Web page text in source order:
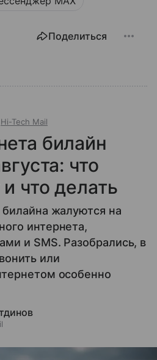
Поделиться
Hi-Tech Mail
билайн
что
что делать
билайна жалуются на
интернета,
и SMS. Разобрались, в
или
особенно